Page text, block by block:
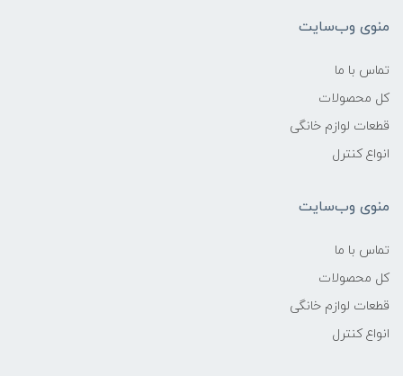
منوی وب‌سایت
تماس با ما
کل محصولات
قطعات لوازم خانگی
انواع کنترل
منوی وب‌سایت
تماس با ما
کل محصولات
قطعات لوازم خانگی
انواع کنترل